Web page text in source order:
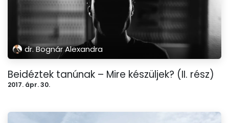
dr. Bognár Alexandra
Beidéztek tanúnak – Mire készüljek? (II. rész)
2017. ápr. 30.